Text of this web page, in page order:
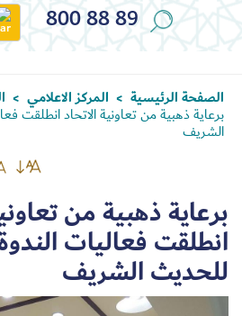
800 88 89
الصفحة الرئيسية > المركز الاعلامي >
برعاية ذهبية من تعاونية الاتحاد انطلقت
الشريف
برعاية ذهبية من
انطلقت فعاليات
للحديث الشريف